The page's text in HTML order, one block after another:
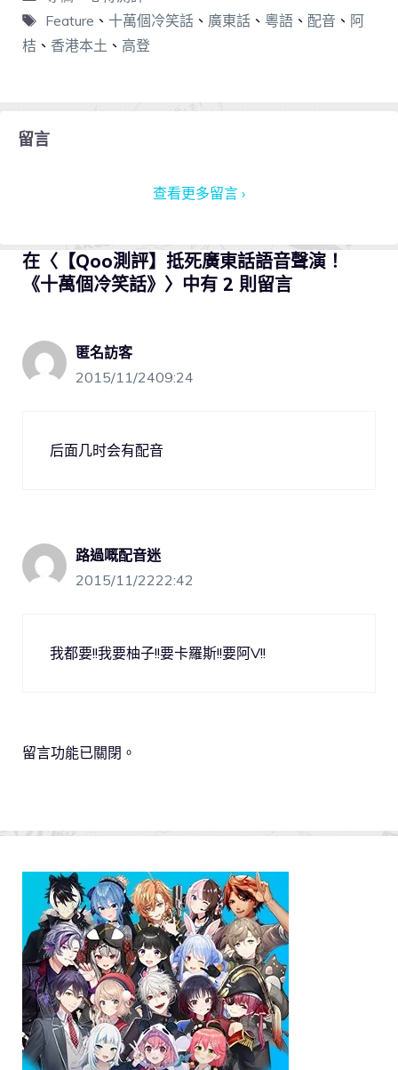
Feature 、 十萬個冷笑話、 廣東話、 粵語、 配音 、 阿
桔 、 香港本土 、 高登
留言
查看更多留言 ›
在〈【Qoo測評】抵死廣東話語音聲演！
《十萬個冷笑話》〉中有 2 則留言
匿名訪客
2015/11/2409:24
后面几时会有配音
路過嘅配音迷
2015/11/2222:42
我都要!!我要柚子!!要卡羅斯!!要阿V!!
留言功能已關閉。